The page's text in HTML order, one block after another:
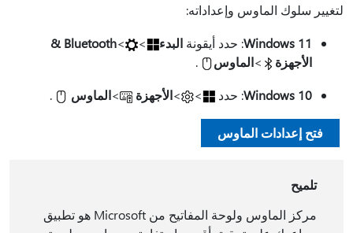
لتغيير سلوك الماوس وإعداداته:
Windows 11: حدد أيقونة البدء >
>
Bluetooth &
الأجهزة
>الماوس
.
Windows 10: حدد >
>الأجهزة >الماوس .
فتح إعدادات الماوس
تلميح
مركز الماوس ولوحة المفاتيح من Microsoft هو تطبيق